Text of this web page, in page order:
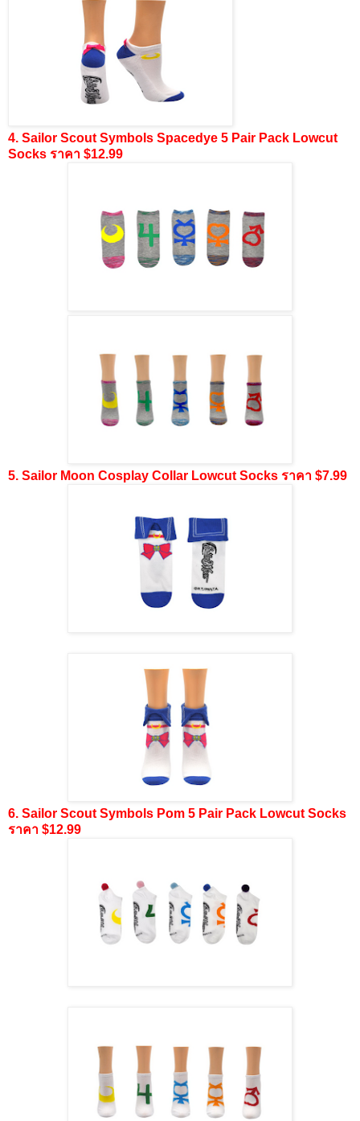
4. Sailor Scout Symbols Spacedye 5 Pair Pack Lowcut
Socks ราคา $12.99
5. Sailor Moon Cosplay Collar Lowcut Socks ราคา $7.99
6. Sailor Scout Symbols Pom 5 Pair Pack Lowcut Socks
ราคา $12.99